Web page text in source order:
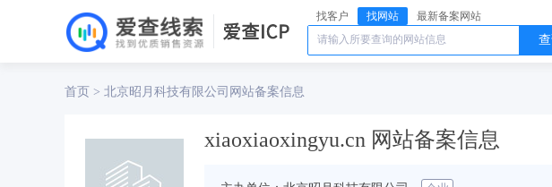
找客户 找网站 最新备案网站
首页 > 北京昭月科技有限公司 网站备案信息
xiaoxiaoxingyu.cn 网站备案信息